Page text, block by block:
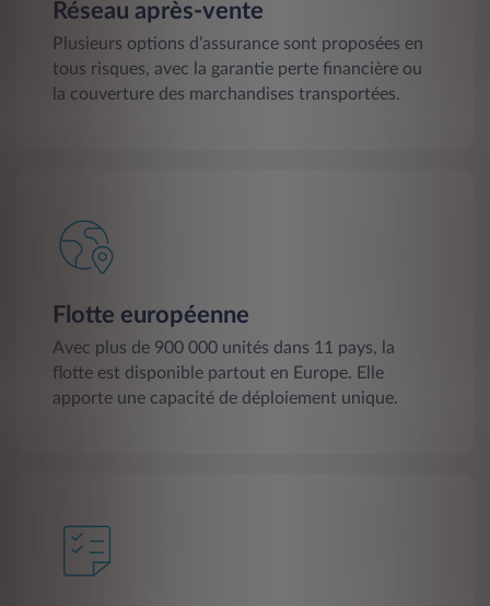
Réseau après-vente
Plusieurs options d’assurance sont proposées en
tous risques, avec la garantie perte financière ou
la couverture des marchandises transportées.
Flotte européenne
Avec plus de 900 000 unités dans 11 pays, la
flotte est disponible partout en Europe. Elle
apporte une capacité de déploiement unique.